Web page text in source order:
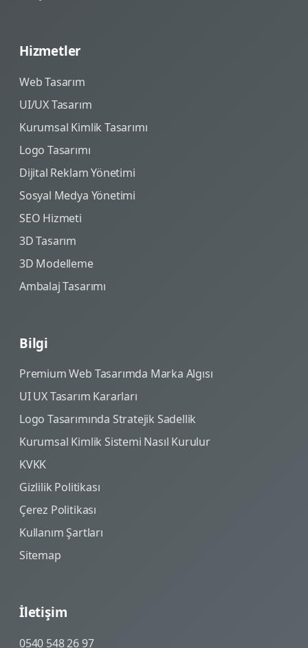
Hizmetler
Web Tasarım
UI/UX Tasarım
Kurumsal Kimlik Tasarımı
Logo Tasarımı
Dijital Reklam Yönetimi
Sosyal Medya Yönetimi
SEO Hizmeti
3D Tasarım
3D Modelleme
Ambalaj Tasarımı
Bilgi
Premium Web Tasarımda Marka Algısı
UI UX Tasarım Kararları
Logo Tasarımında Stratejik Sadellik
Kurumsal Kimlik Sistemi Nasıl Kurulur
KVKK
Gizlilik Politikası
Çerez Politikası
Kullanım Şartları
Sitemap
İletişim
0540 548 26 97